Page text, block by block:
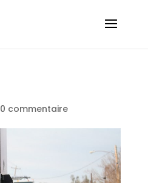
0 commentaire